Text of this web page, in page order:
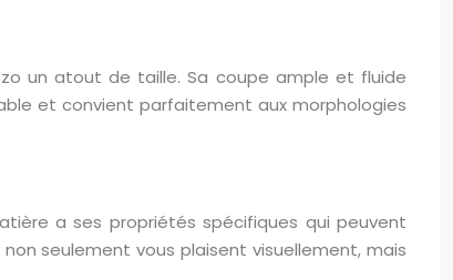
un atout de taille. Sa coupe ample et fluide
et convient parfaitement aux morphologies
a ses propriétés spécifiques qui peuvent
seulement vous plaisent visuellement, mais